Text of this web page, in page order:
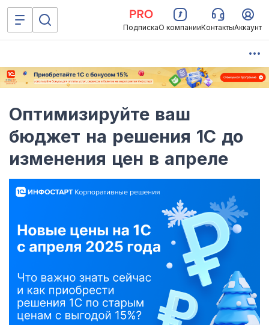
ПодпискаО компанииКонтактыАккаунт
Оптимизируйте ваш
бюджет на решения 1С до
изменения цен в апреле